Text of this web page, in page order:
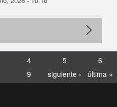
4 5
6
9 siguiente › última »